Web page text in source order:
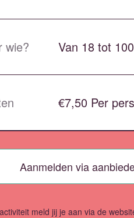
wie? Van 18 tot
€7,50 Per
Aanmelden via
meld jij je aan via de